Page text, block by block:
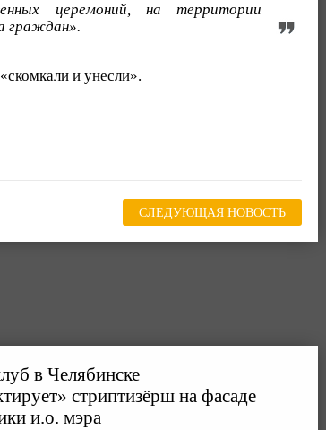
церемоний, на территории
граждан».
и унесли».
СЛЕДУЮЩАЯ НОВОСТЬ
в Челябинске
стриптизёрш на фасаде
и.о. мэра